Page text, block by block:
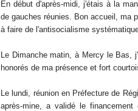
En début d'après-midi, j'étais à la
de gauches réunies. Bon accueil, ma
à faire de l'antisocialisme
Le Dimanche matin, à Mercy le Bas,
honorés de ma présence et fort
Le lundi, réunion en Préfecture de
après-mine, a validé le